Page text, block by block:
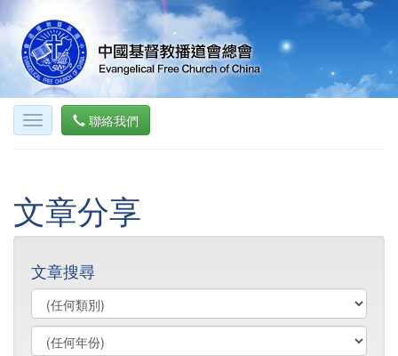
聯絡我們
文章分享
文章搜尋